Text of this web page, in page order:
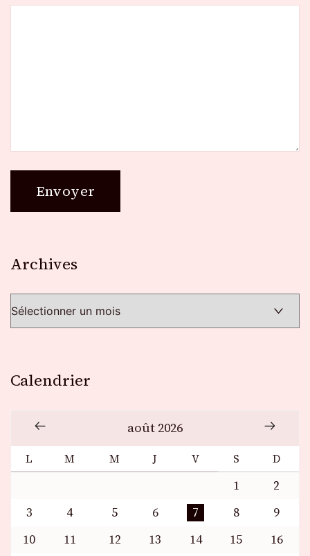
Archives
Calendrier
août 2026
L M M J V S D
1
2
3
4 5 6 7 8
9
10
11 12 13 14 15
16